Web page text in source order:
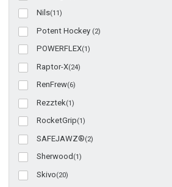
Nils(11)
Potent Hockey (2)
POWERFLEX(1)
Raptor-X(24)
RenFrew(6)
Rezztek(1)
RocketGrip(1)
SAFEJAWZ®(2)
Sherwood (1)
Skivo(20)